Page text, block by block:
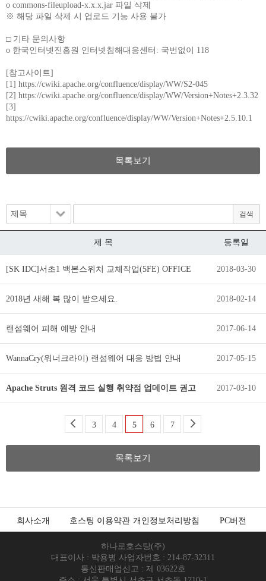
o commons-fileupload-x.x.x.jar 파일 삭제
※ 해당 파일 삭제 시 업로드 기능 사용 불가
□ 기타 문의사항
o 한국인터넷진흥원 인터넷침해대응센터: 국번없이 118
[참고사이트]
[1] https://cwiki.apache.org/confluence/display/WW/S2-045
[2] https://cwiki.apache.org/confluence/display/WW/Version+Notes+2.3.32
[3]
https://cwiki.apache.org/confluence/display/WW/Version+Notes+2.5.10.1
목록보기
제 목 등록일
[SK IDC]서초1 백본스위치 교체작업(5FE) OFFICE 2018-03-30
2018년 새해 복 많이 받으세요. 2018-02-14
랜섬웨어 피해 예방 안내 2017-06-14
WannaCry(워너크라이) 랜섬웨어 대응 방법 안내 2017-05-15
Apache Struts 원격 코드 실행 취약점 업데이트 권고 2017-03-10
3 4 5 6 7
목록보기
회사소개 호스팅 이용약관 개인정보처리방침 PC버전
하나로호스팅(주)
대표이사 : 박용병 사업자번호 : 214-87-32311
통신판매업신고 : 제 03622호